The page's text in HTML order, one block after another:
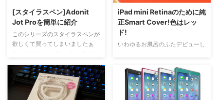
電が可能な2.4A出力対応の巻取
りケーブルを購入しました！ ▼
購入したもの オウルテック
microUSB充電専用ケーブル 2.4A
タブレットPC対応 ホワイト 巻取
り 1mOWL-CBRJW ...
領がつかめてきた気がします。
▼ 簡単にメリット・デメリット
を紹介 メリット ペン先が透明で
見やすい ゴムに比べ液晶の上を
走らせやすい デメリット キャッ
つけると書けない 画面上にペン
と手を置 ...
[スタイラスペン]Adonit
Jot Proを簡単に紹介
このシリーズのスタイラスペンが
欲しくて買ってしまいましたぁ
ていたシリーズのぺんです。ペン
のカラーバリエーションは青、
赤、ブラック、シルバーの4種類
iPad mini Retinaのために純
正Smart Cover!色はレッ
ド!
いわゆるお風呂のふたデビューし
円を使用し購入しました。今回は
画像多めのレビューで、ハードケ
ース対応のものをつけてスマート